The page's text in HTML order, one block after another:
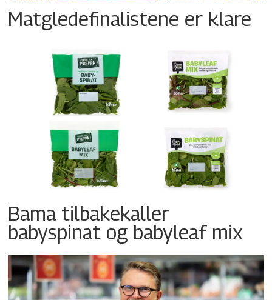
Matgledefinalistene er klare
Bama tilbakekaller
babyspinat og babyleaf mix